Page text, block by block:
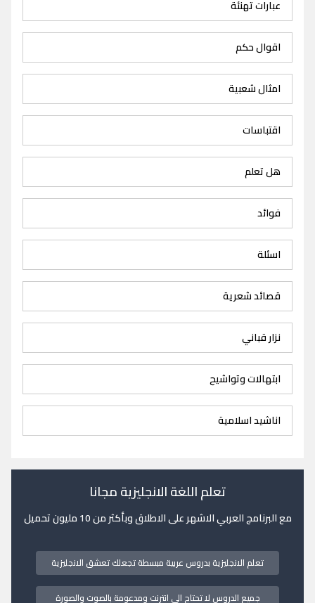
عبارات تهنئة
اقوال حكم
امثال شعبية
اقتباسات
هل تعلم
فوائد
اسئلة
قصائد شعرية
نزار قباني
ابتهالات وتواشيح
اناشيد اسلامية
تعلم اللغة الانجليزية مجانا
مع البرنامج العربي الاشهر على الاطلاق وبأكثر من 10 مليون تحميل
تعلم الانجليزية بدروس عربية مبسطة تجعلك تعشق الانجليزية
جميع الدروس لا تحتاج الى انترنت ومدعومة بالصوت والصورة